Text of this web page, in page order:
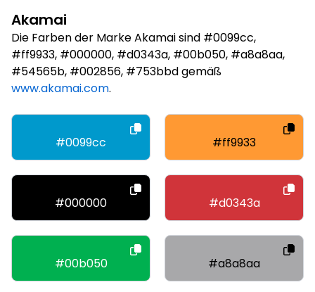
Akamai
Die Farben der Marke Akamai sind #0099cc,
#ff9933, #000000, #d0343a, #00b050, #a8a8aa,
#54565b, #002856, #753bbd gemäß
www.akamai.com.
#0099cc #ff9933
#000000 #d0343a
#00b050 #a8a8aa